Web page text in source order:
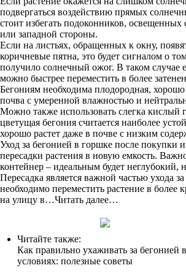
подвергаться воздействию прямых
стоит избегать подоконников,
или западной стороны.
Если на листьях, обращенных к окну,
коричневые пятна, это будет сигналом о
получило солнечный ожог. В таком случае
можно быстрее переместить в более
Бегониям необходима плодородная,
почва с умеренной влажностью и
Можно также использовать слегка кислый
цветущая бегония считается наиболее
хорошо растет даже в почве с низким
Уход за бегонией в горшке после покупки
пересадки растения в новую емкость.
контейнер – идеальным будет
Пересадка является важной частью ухода
необходимо переместить растение в
на улицу в…Читать далее…
Читайте также:
Как правильно ухаживать за бегонией
условиях: полезные советы